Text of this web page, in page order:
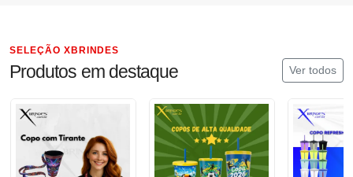
SELEÇÃO XBRINDES
Produtos em destaque Ver todos